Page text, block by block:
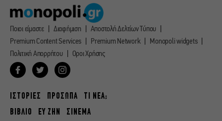
Ποιοι είμαστε Διαφήμιση
Αποστολή Δελτίων Τύπου
Premium Content Services
Premium Network
Monopoli widgets
Πολιτική Απορρήτου
Οροι Χρήσης
ΙΣΤΟΡΙΕΣ ΠΡΟΣΩΠΑ
ΤΙ ΝΕΑ;
ΒΙΒΛΙΟ
ΕΥ ΖΗΝ ΣΙΝΕΜΑ